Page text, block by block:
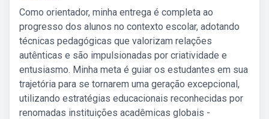
Como orientador, minha entrega é completa ao
progresso dos alunos no contexto escolar, adotando
técnicas pedagógicas que valorizam relações
autênticas e são impulsionadas por criatividade e
entusiasmo. Minha meta é guiar os estudantes em sua
trajetória para se tornarem uma geração excepcional,
utilizando estratégias educacionais reconhecidas por
renomadas instituições acadêmicas globais -